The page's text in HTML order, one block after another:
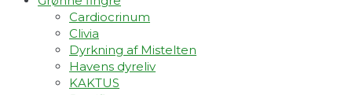
Cardiocrinum
Clivia
Dyrkning af Mistelten
Havens dyreliv
KAKTUS